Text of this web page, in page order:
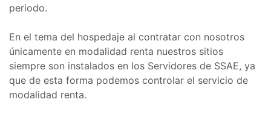
periodo.
En el tema del hospedaje al contratar con nosotros
únicamente en modalidad renta nuestros sitios
siempre son instalados en los Servidores de SSAE, ya
que de esta forma podemos controlar el servicio de
modalidad renta.